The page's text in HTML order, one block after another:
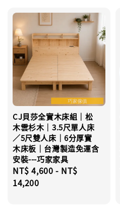
CJ貝莎全實木床組｜松
木雲杉木｜3.5尺單人床
／5尺雙人床｜6分厚實
木床板｜台灣製造免運含
安裝---巧家家具
Regular
price
NT$ 4,600 - NT$
14,200